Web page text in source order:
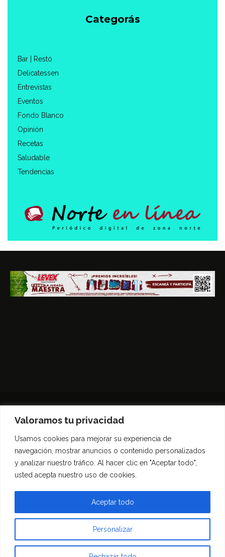
Valoramos tu privacidad
Usamos cookies para mejorar su experiencia de
navegación, mostrar anuncios o contenido personalizados
y analizar nuestro tráfico. Al hacer clic en "Aceptar todo",
usted acepta nuestro uso de cookies.
Personalizar
Aceptar todo
Categorás
Bar | Restó
Delicatessen
Entrevistas
Eventos
Fondo Blanco
Opinión
Recetas
Saludable
Tendencias
Inicio Entrevistas
Guía Gastronómica
Contacto
Todos los derechos reservados Morfar.ar